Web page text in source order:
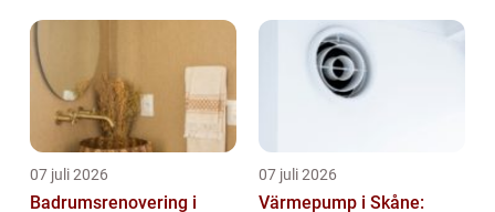
07 juli 2026
Badrumsrenovering i
07 juli 2026
Värmepump i Skåne: